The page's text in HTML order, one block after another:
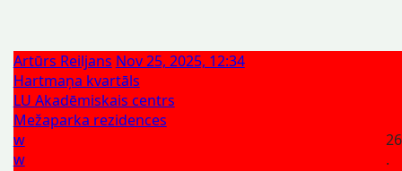
Artūrs Reiljans Nov 25, 2025, 12:34
Hartmaņa kvartāls
LU Akadēmiskais centrs
Mežaparka rezidences
w
w
.